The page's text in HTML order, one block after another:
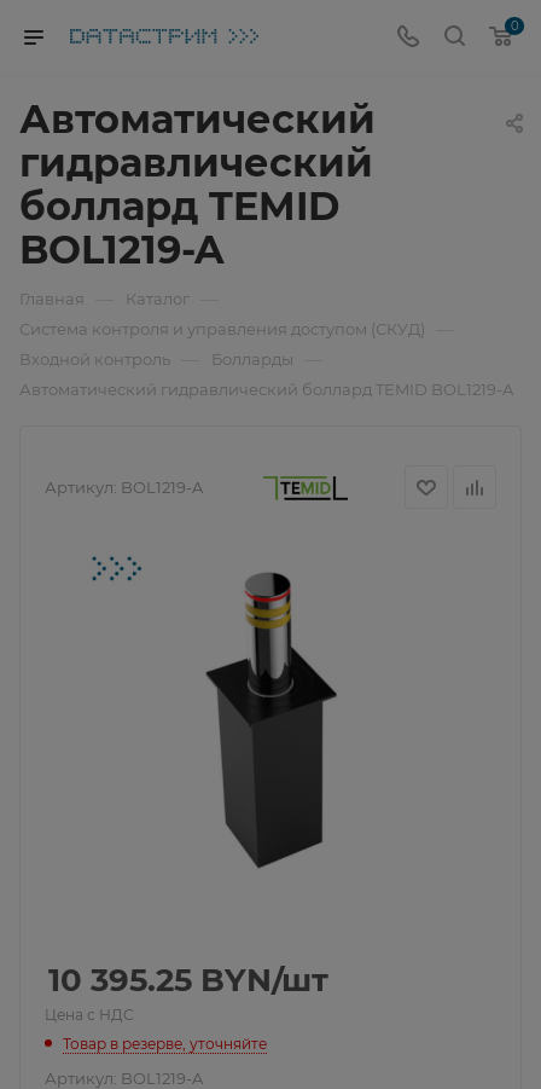
0
Автоматический
гидравлический
боллард TEMID
BOL1219-A
Главная Каталог
Система контроля и управления доступом (СКУД)
Входной контроль Болларды
Автоматический гидравлический боллард TEMID BOL1219-A
Артикул: BOL1219-A
10 395.25 BYN/шт
Цена с НДС
Товар в резерве, уточняйте
Артикул: BOL1219-A